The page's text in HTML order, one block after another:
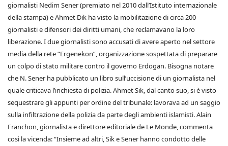
giornalisti Nedim Sener (premiato nel 2010 dall’Istituto internazionale
della stampa) e Ahmet Dik ha visto la mobilitazione di circa 200
giornalisti e difensori dei diritti umani, che reclamavano la loro
liberazione. I due giornalisti sono accusati di avere aperto nel settore
media della rete “Ergenekon”, organizzazione sospettata di preparare
un colpo di stato militare contro il governo Erdogan. Bisogna notare
che N. Sener ha pubblicato un libro sull’uccisione di un giornalista nel
quale criticava l’inchiesta di polizia. Ahmet Sik, dal canto suo, si è visto
sequestrare gli appunti per ordine del tribunale: lavorava ad un saggio
sulla infiltrazione della polizia da parte degli ambienti islamisti. Alain
Franchon, giornalista e direttore editoriale de Le Monde, commenta
così la vicenda: “Insieme ad altri, Sik e Sener hanno condotto delle